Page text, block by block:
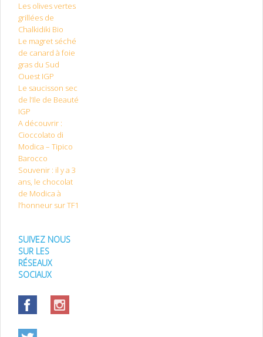
Les olives vertes
grillées de
Chalkidiki Bio
Le magret séché
de canard à foie
gras du Sud
Ouest IGP
Le saucisson sec
de l’Ile de Beauté
IGP
A découvrir :
Cioccolato di
Modica – Tipico
Barocco
Souvenir : il y a 3
ans, le chocolat
de Modica à
l’honneur sur TF1
SUIVEZ NOUS
SUR LES
RÉSEAUX
SOCIAUX